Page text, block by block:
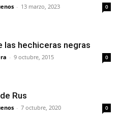
- 13 marzo, 2023 0
las hechiceras negras
- 9 octubre, 2015 0
Rus
- 7 octubre, 2020 0